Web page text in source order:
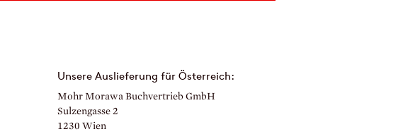
Unsere Auslieferung für Österreich:
Mohr Morawa Buchvertrieb GmbH
Sulzengasse 2
1230 Wien